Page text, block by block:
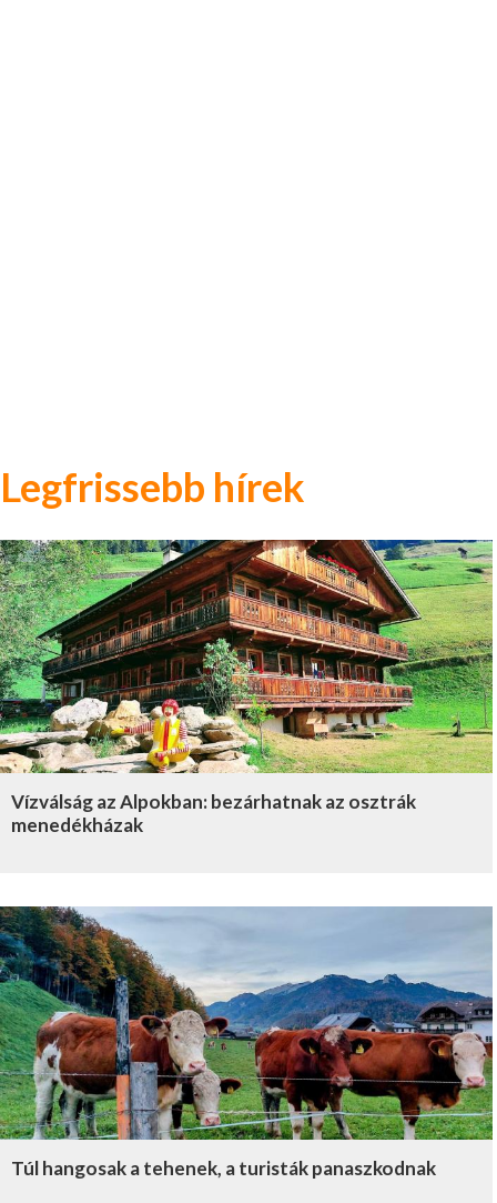
Legfrissebb hírek
Vízválság az Alpokban: bezárhatnak az osztrák
menedékházak
Túl hangosak a tehenek, a turisták panaszkodnak